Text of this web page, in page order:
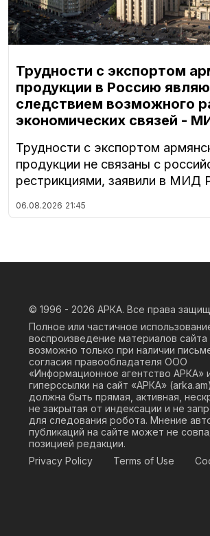
Трудности с экспортом
продукции в Россию
следствием возможного
экономических связей -
Трудности с экспортом
продукции не связаны с
рестрикциями, заявили в МИД
06.08.2026 21:45
© 1996 - 2026 АРКА. Все права
Полное или частичное
воспроизведение материалов сайта
возможно только при наличии
согласия правообладателя ООО
«Информационное агентство АРКА»
гиперссылки на сайт «АРКА» (arka.am
должна быть прямая, активная,
не закрытая от индексации и не
для следования робота. Мнение
публикаций на сайте может не
позицией редакции.
Privacy Policy
Terms of Use